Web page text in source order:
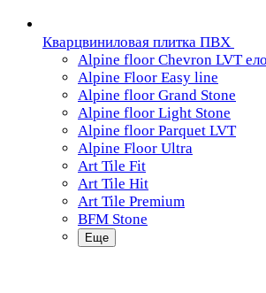
Кварцвиниловая плитка ПВХ
Alpine floor Chevron LVT
Alpine Floor Easy line
Alpine floor Grand Stone
Alpine floor Light Stone
Alpine floor Parquet LVT
Alpine Floor Ultra
Art Tile Fit
Art Tile Hit
Art Tile Premium
BFM Stone
Еще